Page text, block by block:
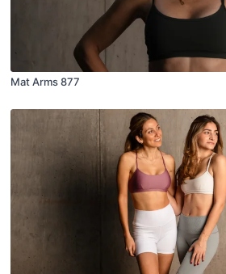
Mat Arms 877